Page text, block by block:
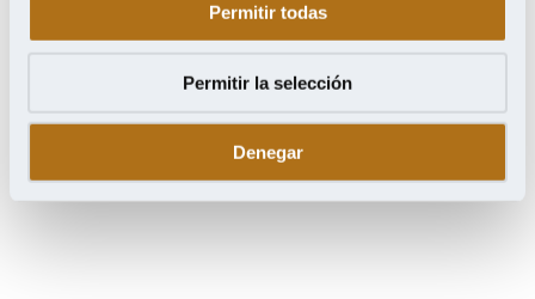
Permitir todas
Permitir la selección
Denegar
toque final que marca la diferencia
más allá de lo funcional
6 de diciembre de 2024